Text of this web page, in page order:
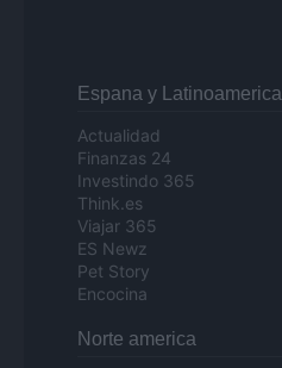
Espana y Latinoamerica
Actualidad
Finanzas 24
Investindo 365
Think.es
Viajar 365
ES Newz
Pet Story
Encocina
Norte america